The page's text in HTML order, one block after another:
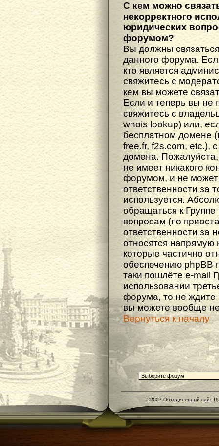
С кем можно
некорректного
юридических
форумом?
Вы должны
данного форума.
кто является
свяжитесь с
кем вы можете
Если и теперь вы не
свяжитесь с
whois lookup) или,
бесплатном домене
free.fr, f2s.com, etc.),
домена. Пожалуйста,
не имеет никакого
форумом, и не может
ответственности за
используется.
обращаться к
вопросам (по
ответственности за
относятся напрямую
которые частично
обеспечению phpBB
таки пошлёте e-mail
использовании
форума, то не ждите
вы можете вообще не
Вернуться к началу
©2007 Объединенный сайт